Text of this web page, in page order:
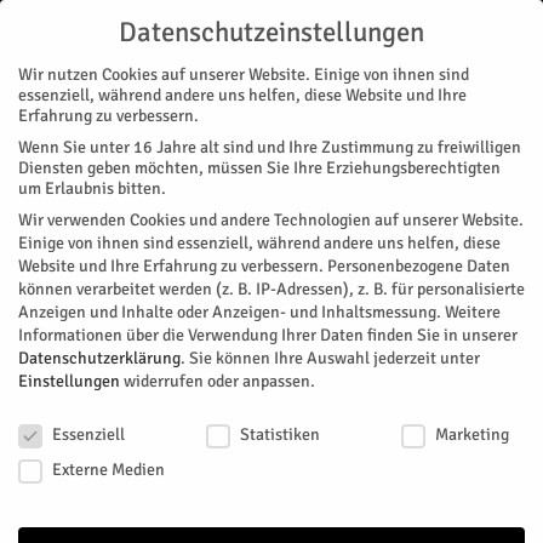
Start
« Alle Veranstaltungen
Seniorenmittagstisch in St.
Hildegard
Facebook Twitter
Datenschutzeinstellungen
Wir nutzen Cookies auf unserer Website. Einige von ihnen sind
essenziell, während andere uns helfen, diese Website und Ihre
Erfahrung zu verbessern.
Wenn Sie unter 16 Jahre alt sind und Ihre Zustimmung zu freiwilligen
Diensten geben möchten, müssen Sie Ihre Erziehungsberechtigten
um Erlaubnis bitten.
Wir verwenden Cookies und andere Technologien auf unserer Website.
Einige von ihnen sind essenziell, während andere uns helfen, diese
Website und Ihre Erfahrung zu verbessern. Personenbezogene Daten
können verarbeitet werden (z. B. IP-Adressen), z. B. für personalisierte
Anzeigen und Inhalte oder Anzeigen- und Inhaltsmessung. Weitere
Informationen über die Verwendung Ihrer Daten finden Sie in unserer
Datenschutzerklärung. Sie können Ihre Auswahl jederzeit unter
Einstellungen widerrufen oder anpassen.
Essenziell
Statistiken
Marketing
Externe Medien